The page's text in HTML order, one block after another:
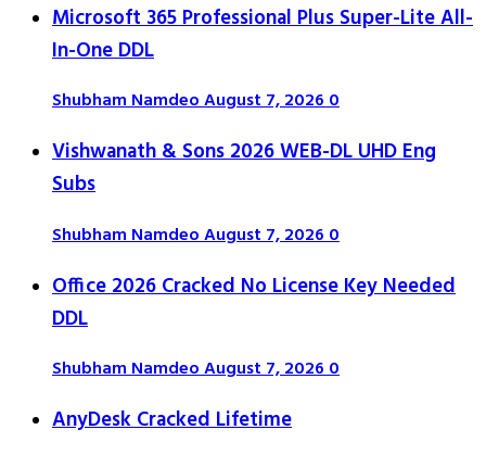
Microsoft 365 Professional Plus Super-Lite All-
In-One DDL
Shubham NamdeoAugust 7, 20260
Vishwanath & Sons 2026 WEB-DL UHD Eng
Subs
Shubham NamdeoAugust 7, 20260
Office 2026 Cracked No License Key Needed
DDL
Shubham NamdeoAugust 7, 20260
AnyDesk Cracked Lifetime